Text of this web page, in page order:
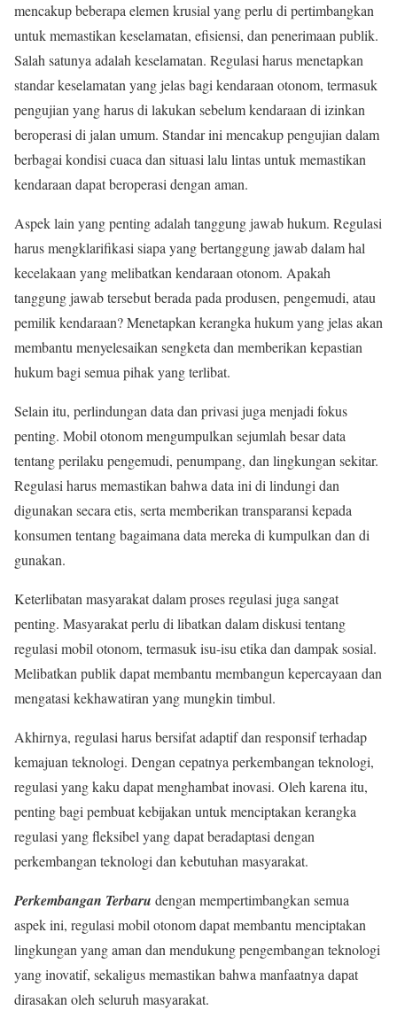
mencakup beberapa elemen krusial yang perlu di pertimbangkan
untuk memastikan keselamatan, efisiensi, dan penerimaan publik.
Salah satunya adalah keselamatan. Regulasi harus menetapkan
standar keselamatan yang jelas bagi kendaraan otonom, termasuk
pengujian yang harus di lakukan sebelum kendaraan di izinkan
beroperasi di jalan umum. Standar ini mencakup pengujian dalam
berbagai kondisi cuaca dan situasi lalu lintas untuk memastikan
kendaraan dapat beroperasi dengan aman.
Aspek lain yang penting adalah tanggung jawab hukum. Regulasi
harus mengklarifikasi siapa yang bertanggung jawab dalam hal
kecelakaan yang melibatkan kendaraan otonom. Apakah
tanggung jawab tersebut berada pada produsen, pengemudi, atau
pemilik kendaraan? Menetapkan kerangka hukum yang jelas akan
membantu menyelesaikan sengketa dan memberikan kepastian
hukum bagi semua pihak yang terlibat.
Selain itu, perlindungan data dan privasi juga menjadi fokus
penting. Mobil otonom mengumpulkan sejumlah besar data
tentang perilaku pengemudi, penumpang, dan lingkungan sekitar.
Regulasi harus memastikan bahwa data ini di lindungi dan
digunakan secara etis, serta memberikan transparansi kepada
konsumen tentang bagaimana data mereka di kumpulkan dan di
gunakan.
Keterlibatan masyarakat dalam proses regulasi juga sangat
penting. Masyarakat perlu di libatkan dalam diskusi tentang
regulasi mobil otonom, termasuk isu-isu etika dan dampak sosial.
Melibatkan publik dapat membantu membangun kepercayaan dan
mengatasi kekhawatiran yang mungkin timbul.
Akhirnya, regulasi harus bersifat adaptif dan responsif terhadap
kemajuan teknologi. Dengan cepatnya perkembangan teknologi,
regulasi yang kaku dapat menghambat inovasi. Oleh karena itu,
penting bagi pembuat kebijakan untuk menciptakan kerangka
regulasi yang fleksibel yang dapat beradaptasi dengan
perkembangan teknologi dan kebutuhan masyarakat.
Perkembangan Terbaru dengan mempertimbangkan semua
aspek ini, regulasi mobil otonom dapat membantu menciptakan
lingkungan yang aman dan mendukung pengembangan teknologi
yang inovatif, sekaligus memastikan bahwa manfaatnya dapat
dirasakan oleh seluruh masyarakat.